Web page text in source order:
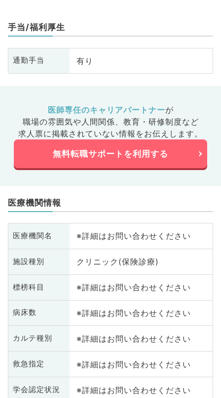
手当/福利厚生
通勤手当 有り
医師専任のキャリアパートナーが
職場の雰囲気や人間関係、 教育・研修制度など
求人票に掲載されていない情報をお伝えします。
無料転職サポートを利用する
医療機関情報
医療機関名 ※詳細はお問い合わせください
施設種別 クリニック(保険診療)
標榜科目 ※詳細はお問い合わせください
病床数 ※詳細はお問い合わせください
カルテ種別 ※詳細はお問い合わせください
救急指定 ※詳細はお問い合わせください
学会認定状況 ※詳細はお問い合わせください